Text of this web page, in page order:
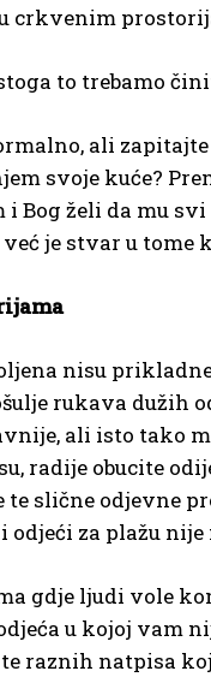
crkvenim
to trebamo
ali
svoje kuće?
i Bog želi da mu
je stvar u
nisu
rukava dužih
ali isto tako
radije obucite
slične odjevne
za plažu
gdje ljudi vole
u kojoj vam
raznih natpisa